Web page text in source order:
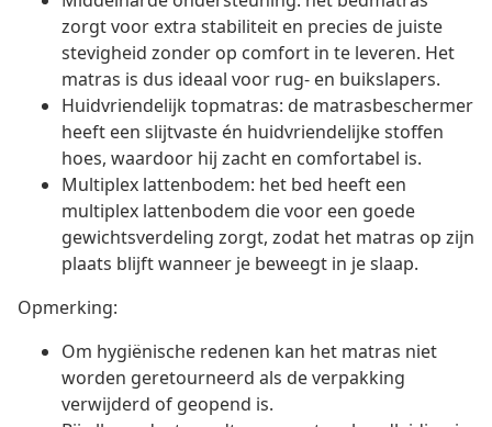
zorgt voor extra stabiliteit en precies de juiste
stevigheid zonder op comfort in te leveren. Het
matras is dus ideaal voor rug- en buikslapers.
Huidvriendelijk topmatras: de matrasbeschermer
heeft een slijtvaste én huidvriendelijke stoffen
hoes, waardoor hij zacht en comfortabel is.
Multiplex lattenbodem: het bed heeft een
multiplex lattenbodem die voor een goede
gewichtsverdeling zorgt, zodat het matras op zijn
plaats blijft wanneer je beweegt in je slaap.
Opmerking:
Om hygiënische redenen kan het matras niet
worden geretourneerd als de verpakking
verwijderd of geopend is.